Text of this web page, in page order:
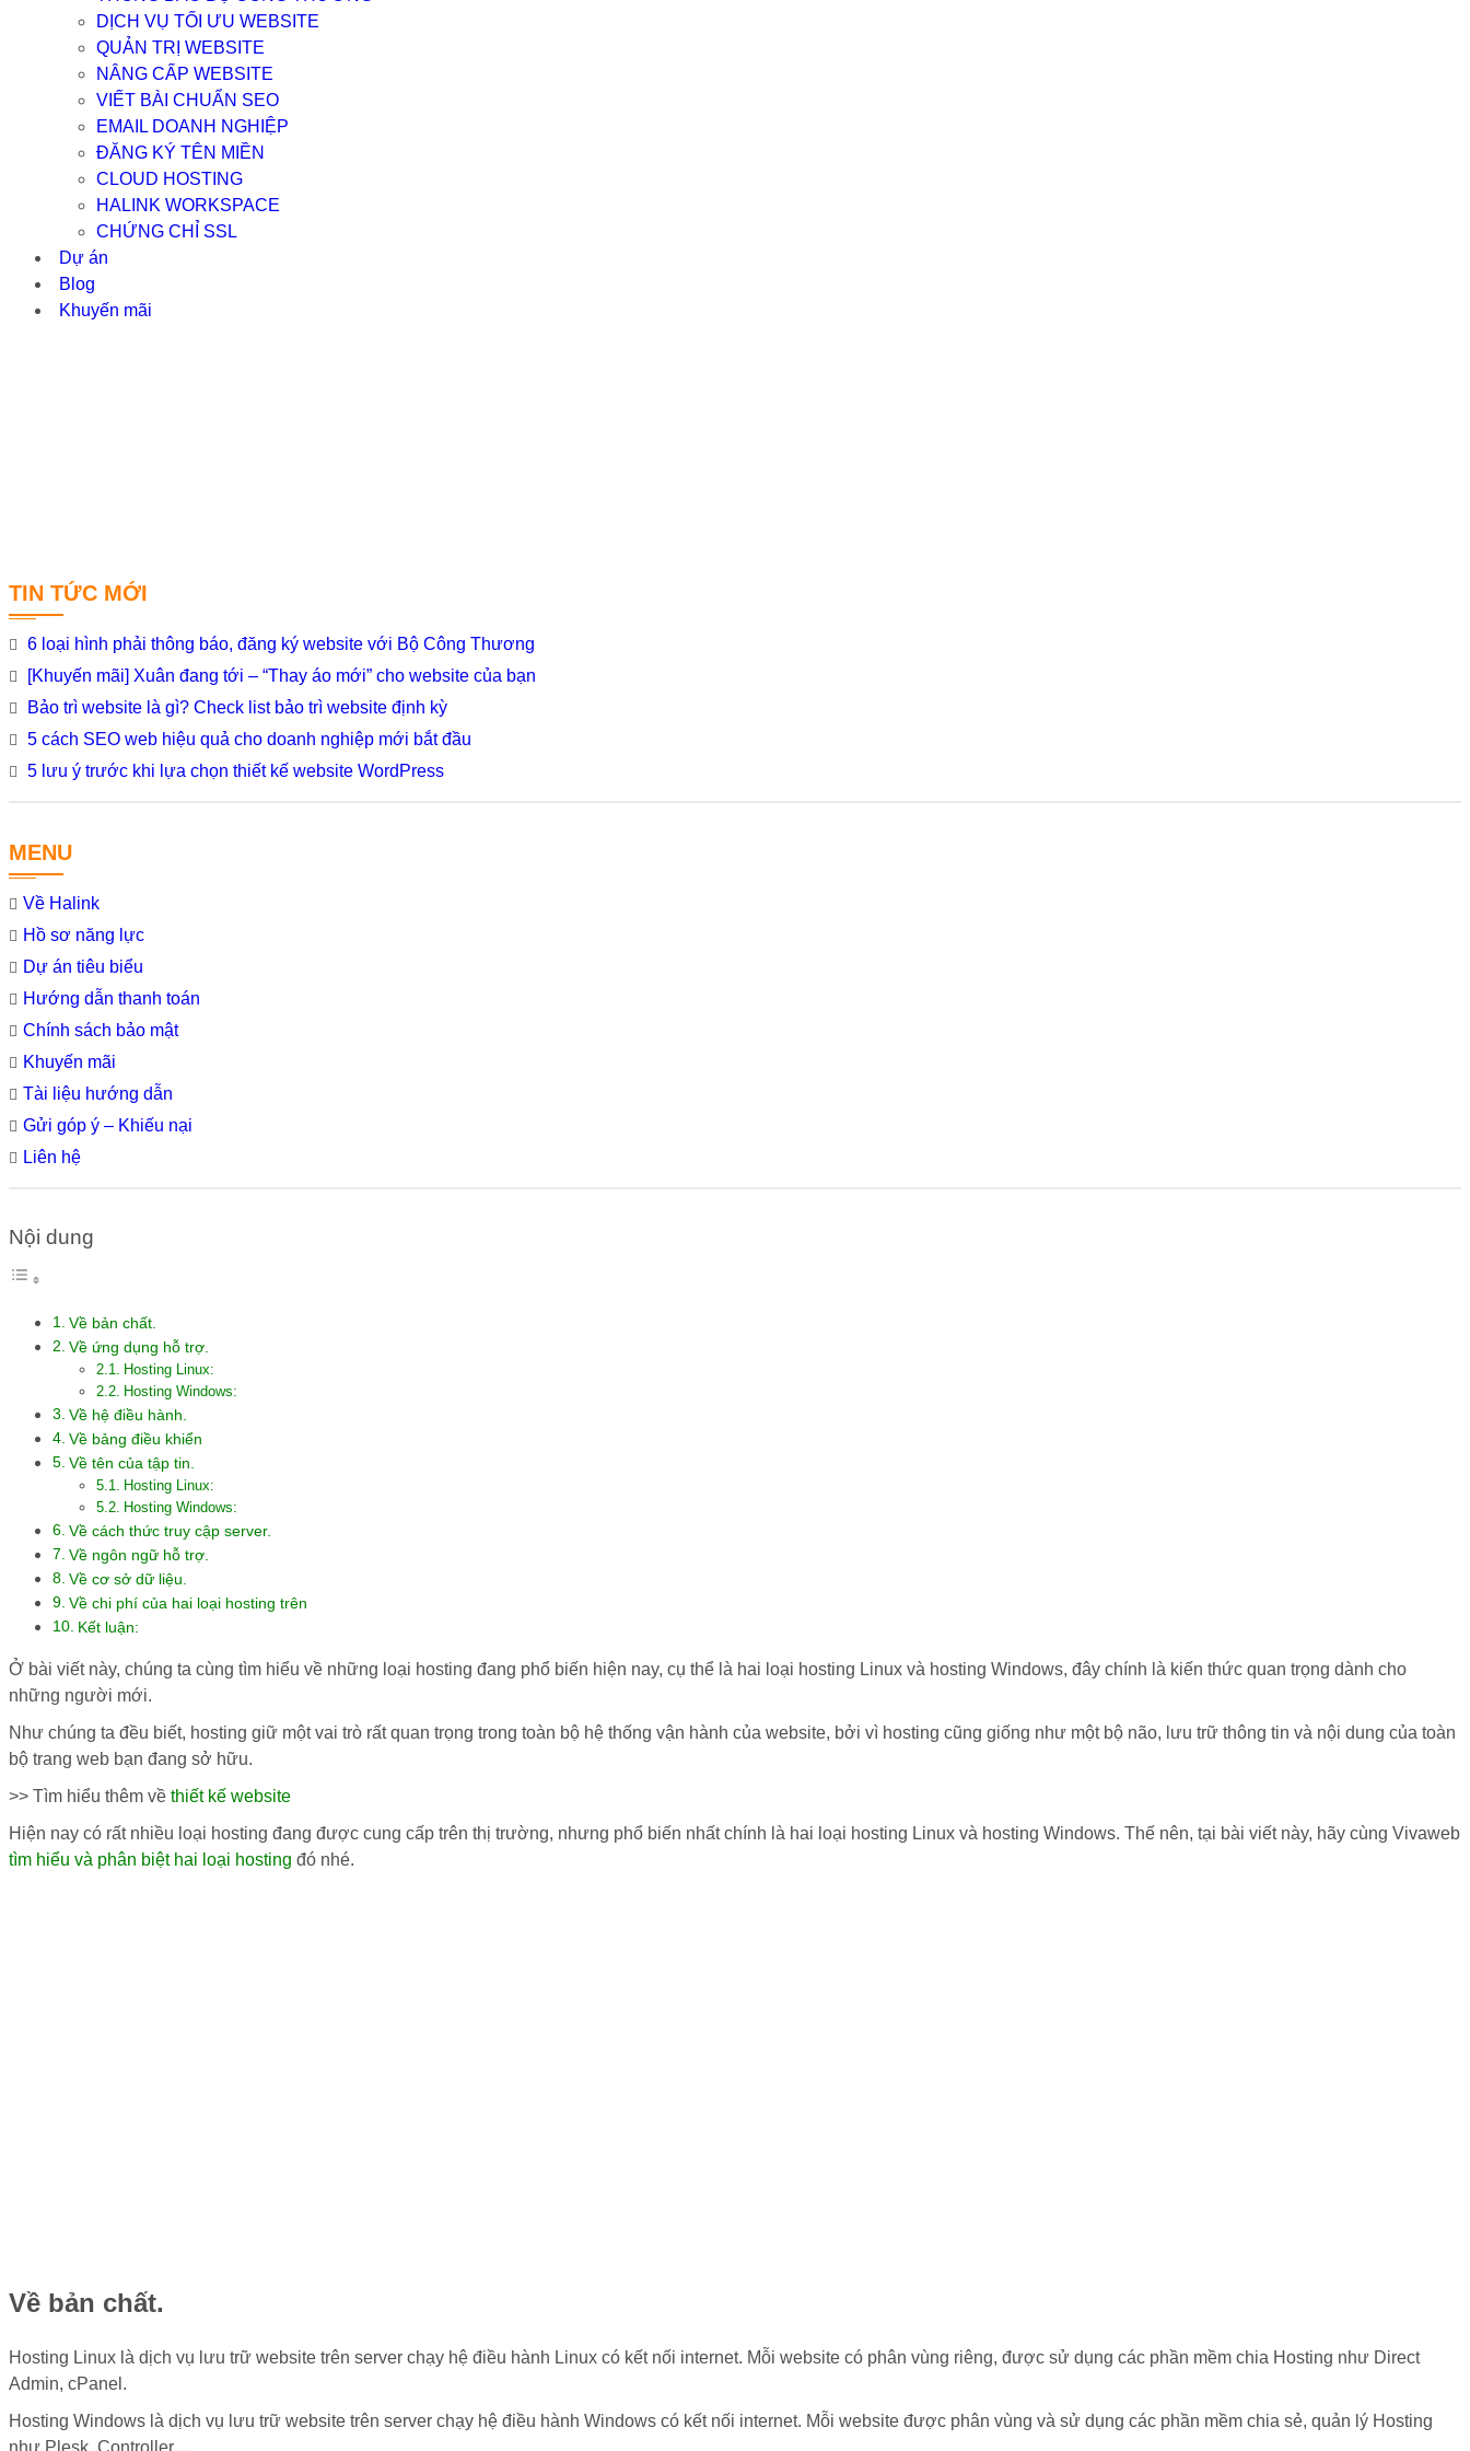
DỊCH VỤ TỐI ƯU WEBSITE
QUẢN TRỊ WEBSITE
NÂNG CẤP WEBSITE
VIẾT BÀI CHUẨN SEO
EMAIL DOANH NGHIỆP
ĐĂNG KÝ TÊN MIỀN
CLOUD HOSTING
HALINK WORKSPACE
CHỨNG CHỈ SSL
Dự án
Blog
Khuyến mãi
TIN TỨC MỚI
6 loại hình phải thông báo, đăng ký website với Bộ Công Thương
[Khuyến mãi] Xuân đang tới – “Thay áo mới” cho website của bạn
Bảo trì website là gì? Check list bảo trì website định kỳ
5 cách SEO web hiệu quả cho doanh nghiệp mới bắt đầu
5 lưu ý trước khi lựa chọn thiết kế website WordPress
MENU
Về Halink
Hồ sơ năng lực
Dự án tiêu biểu
Hướng dẫn thanh toán
Chính sách bảo mật
Khuyến mãi
Tài liệu hướng dẫn
Gửi góp ý – Khiếu nại
Liên hệ
Nội dung
Về bản chất.
Về ứng dụng hỗ trợ.
Hosting Linux:
Hosting Windows:
​Về hệ điều hành.
Về bảng điều khiển
Về tên của tập tin.
Hosting Linux:
​Hosting Windows:
​Về cách thức truy cập server.
Về ngôn ngữ hỗ trợ.
Về cơ sở dữ liệu.
Về chi phí của hai loại hosting trên
Kết luận:
Ở bài viết này, chúng ta cùng tìm hiểu về những loại hosting đang phổ biến hiện nay, cụ thể là hai loại hosting Linux và hosting Windows, đây chính là kiến thức quan trọng dành cho
những người mới.
Như chúng ta đều biết, hosting giữ một vai trò rất quan trọng trong toàn bộ hệ thống vận hành của website, bởi vì hosting cũng giống như một bộ não, lưu trữ thông tin và nội dung của toàn
bộ trang web bạn đang sở hữu.
>> Tìm hiểu thêm về thiết kế website
Hiện nay có rất nhiều loại hosting đang được cung cấp trên thị trường, nhưng phổ biến nhất chính là hai loại hosting Linux và hosting Windows. Thế nên, tại bài viết này, hãy cùng Vivaweb
tìm hiểu và phân biệt hai loại hosting đó nhé.
Về bản chất.
Hosting Linux là dịch vụ lưu trữ website trên server chạy hệ điều hành Linux có kết nối internet. Mỗi website có phân vùng riêng, được sử dụng các phần mềm chia Hosting như Direct
Admin, cPanel.
Hosting Windows là dịch vụ lưu trữ website trên server chạy hệ điều hành Windows có kết nối internet. Mỗi website được phân vùng và sử dụng các phần mềm chia sẻ, quản lý Hosting